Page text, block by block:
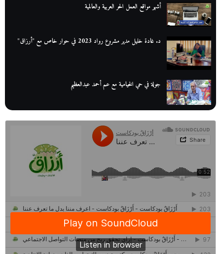
أشهر مواقع العمل الحر العربية والعالمية
د. غادة خليل مدير مشروع رواد 2023 في حوار خاص مع "أرزاق"
جولة في حي الخيامية مع عم أحمد عبدالعظيم
عم عوض| قصة كفاح بائع كتب تبدأ بالأُمية
أقدم مطحن بن في مصر| يكشف لنا أسرار صناعة البن
حصاد 2022 لمشروع "رواد 2030″